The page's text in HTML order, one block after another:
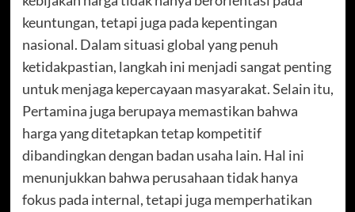
keuntungan, tetapi juga pada kepentingan
nasional. Dalam situasi global yang penuh
ketidakpastian, langkah ini menjadi sangat penting
untuk menjaga kepercayaan masyarakat. Selain itu,
Pertamina juga berupaya memastikan bahwa
harga yang ditetapkan tetap kompetitif
dibandingkan dengan badan usaha lain. Hal ini
menunjukkan bahwa perusahaan tidak hanya
fokus pada internal, tetapi juga memperhatikan